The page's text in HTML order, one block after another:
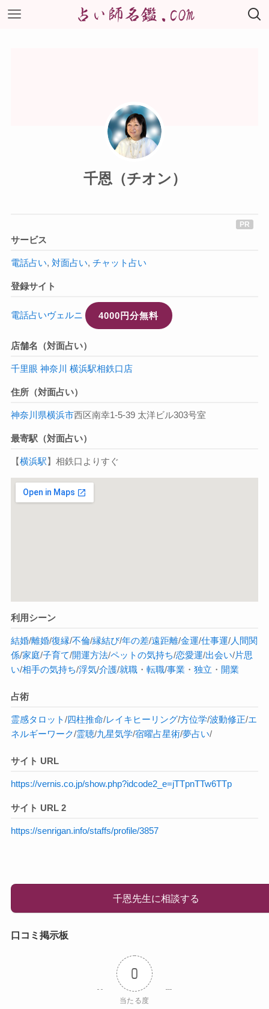
千恩（チオン）
サービス
電話占い, 対面占い, チャット占い
登録サイト
電話占いヴェルニ 4000円分無料
店舗名（対面占い）
千里眼 神奈川 横浜駅相鉄口店
住所（対面占い）
神奈川県横浜市西区南幸1-5-39 太洋ビル303号室
最寄駅（対面占い）
【横浜駅】相鉄口よりすぐ
利用シーン
結婚/離婚/復縁/不倫/縁結び/年の差/遠距離/金運/仕事運/人間関
係/家庭/子育て/開運方法/ペットの気持ち/恋愛運/出会い/片思
い/相手の気持ち/浮気/介護/就職・ 転職/事業 ・ 独立 ・ 開業
占術
霊感タロット/四柱推命/レイキヒーリング/方位学/波動修正/エ
ネルギーワーク/霊聴/九星気学/宿曜占星術/夢占い/
サイト URL
https://vernis.co.jp/show.php?idcode2_e=jTTpnTTw6TTp
サイト URL 2
https://senrigan.info/staffs/profile/3857
千恩先生に相談する
口コミ掲示板
0
当たる度